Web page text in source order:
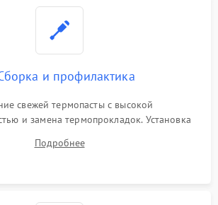
и профилактика
свежей термопасты с высокой
и замена термопрокладок. Установка
памяти и накопителей. Предварительная
Подробнее